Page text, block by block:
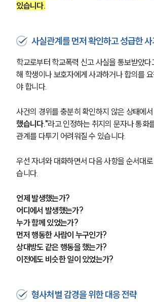
팀소개
대륜의 강점
오시는 길
글로벌 파트너 로펌
AI대륜
업무사례
주요 업무사례
업무분야
학교폭력대응팀 업무
있습니다.
사실관계를 먼저 확인하고 성급한 사
학교로부터 학교폭력 신고 사실을 통보받았다
해 학생이나 보호자에게 사과하거나 합의를
야 합니다.
사건의 경위를 충분히 확인하지 않은 상태에서
했습니다."라고 인정하는 취지의 문자나 통화
관계를 다투기 어려워질 수 있습니다.
우선 자녀와 대화하면서 다음 사항을 순서대
습니다.
언제 발생했는가?
어디에서 발생했는가?
누가 함께 있었는가?
먼저 행동한 사람이 누구인가?
상대방도 같은 행동을 했는가?
이전에도 비슷한 일이 있었는가?
형사처벌 감경을 위한 대응 전략